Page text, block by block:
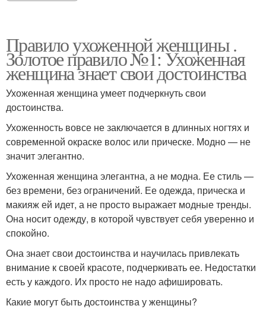
Правило ухоженной женщины .
Золотое правило №1: Ухоженная
женщина знает свои достоинства
Ухоженная женщина умеет подчеркнуть свои
достоинства.
Ухоженность вовсе не заключается в длинных ногтях и
современной окраске волос или прическе. Модно — не
значит элегантно.
Ухоженная женщина элегантна, а не модна. Ее стиль —
без времени, без ограничений. Ее одежда, прическа и
макияж ей идет, а не просто выражает модные тренды.
Она носит одежду, в которой чувствует себя уверенно и
спокойно.
Она знает свои достоинства и научилась привлекать
внимание к своей красоте, подчеркивать ее. Недостатки
есть у каждого. Их просто не надо афишировать.
Какие могут быть достоинства у женщины?